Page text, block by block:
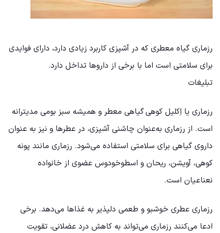
رزماری گیاه معطری که در آشپزی کاربرد زیادی دارد، دارای فوایدی
برای سلامتی است اما با برخی از داروها تداخل دارد.
تبلیغات
رزماری یا اِکلیل کوهیگیاهی معطر و همیشه سبز بومی مدیترانه
است. از رزماری به‌عنوان چاشنی آشپزی، در عطرها و نیز به عنوان
داروی گیاهی برای سلامتی استفاده می‌شود. رزماری مانند پونه
کوهی، آویشن، ریحان و اسطوخودوس عضوی از خانواده
نعناعیان است.
رزماری عطری خوشبو و طعمی دلپذیر به غذاها می‌دهد. برخی
ادعا می‌کنند رزماری می‌تواند به کاهش درد عضلانی، تقویت